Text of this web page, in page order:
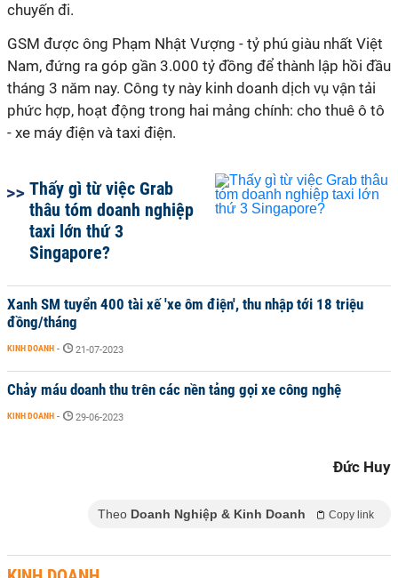
chuyến đi.
GSM được ông Phạm Nhật Vượng - tỷ phú giàu nhất Việt
Nam, đứng ra góp gần 3.000 tỷ đồng để thành lập hồi đầu
tháng 3 năm nay. Công ty này kinh doanh dịch vụ vận tải
phức hợp, hoạt động trong hai mảng chính: cho thuê ô tô
- xe máy điện và taxi điện.
Thấy gì từ việc Grab
thâu tóm doanh nghiệp
taxi lớn thứ 3
Singapore?
Xanh SM tuyển 400 tài xế 'xe ôm điện', thu nhập tới 18 triệu
đồng/tháng
KINH DOANH - 21-07-2023
Chảy máu doanh thu trên các nền tảng gọi xe công nghệ
KINH DOANH - 29-06-2023
Đức Huy
Theo Doanh Nghiệp & Kinh Doanh Copy link